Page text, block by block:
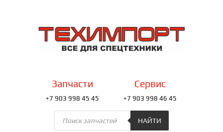
содержимомуТЕХИМПОРТ
Всё
Запчасти
+7 903 998 45 45
Сервис
+7 903 998 46 45
Поиск
товаров
НАЙТИ